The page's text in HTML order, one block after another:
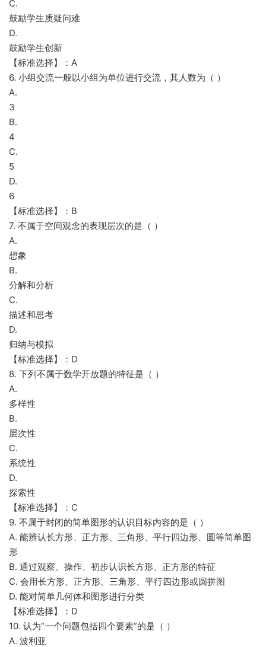
C.
鼓励学生质疑问难
D.
鼓励学生创新
【标准选择】：A
6. 小组交流一般以小组为单位进行交流，其人数为（ ）
A.
3
B.
4
C.
5
D.
6
【标准选择】：B
7. 不属于空间观念的表现层次的是（ ）
A.
想象
B.
分解和分析
C.
描述和思考
D.
归纳与模拟
【标准选择】：D
8. 下列不属于数学开放题的特征是（ ）
A.
多样性
B.
层次性
C.
系统性
D.
探索性
【标准选择】：C
9. 不属于封闭的简单图形的认识目标内容的是（ ）
A. 能辨认长方形、正方形、三角形、平行四边形、圆等简单图
形
B. 通过观察、操作、初步认识长方形、正方形的特征
C. 会用长方形、正方形、三角形、平行四边形或圆拼图
D. 能对简单几何体和图形进行分类
【标准选择】：D
10. 认为“一个问题包括四个要素”的是（ ）
A. 波利亚